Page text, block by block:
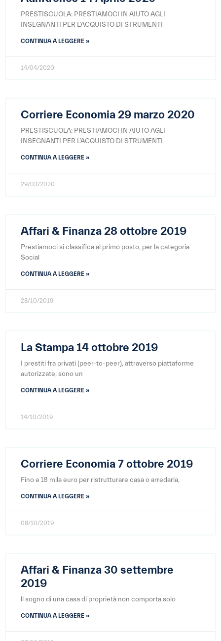
PRESTISCUOLA: PRESTIAMOCI IN AIUTO AGLI
INSEGNANTI PER L’ACQUISTO DI STRUMENTI
CONTINUA A LEGGERE »
14/04/2020
Corriere Economia 29 marzo 2020
PRESTISCUOLA: PRESTIAMOCI IN AIUTO AGLI
INSEGNANTI PER L’ACQUISTO DI STRUMENTI
CONTINUA A LEGGERE »
29/03/2020
Affari & Finanza 28 ottobre 2019
Prestiamoci si classifica al primo posto, per la categoria
Social
CONTINUA A LEGGERE »
28/10/2019
La Stampa 14 ottobre 2019
I prestiti fra privati (peer-to-peer), attraverso piattaforme
autorizzate, sono un
CONTINUA A LEGGERE »
14/10/2019
Corriere Economia 7 ottobre 2019
Fino a 18 mila euro per ristrutturare casa o arredarla,
CONTINUA A LEGGERE »
08/10/2019
Affari & Finanza 30 settembre
2019
ll sogno di una casa di proprietà non comporta solo
CONTINUA A LEGGERE »